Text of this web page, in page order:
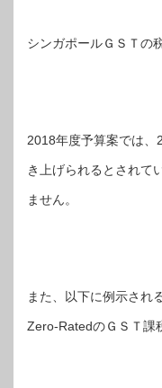
シンガポールＧＳＴの
2018年度予算案では、
き上げられるとされて
ません。
また、以下に例示され
Zero-RatedのＧＳＴ課